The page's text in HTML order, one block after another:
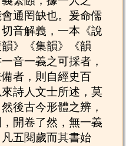
通罔缺也。爰命儒
音解義，一本《說
》《集韻》《韻
音一義之可採者，
者，則自經史百
詩人文士所述，莫
後古今形體之辨，
開卷了然，無一義
五閱歲而其書始